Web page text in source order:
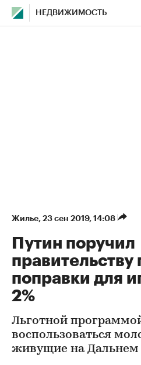
НЕДВИЖИМОСТЬ
Жилье⁠, 23 сен 2019, 14:08
Путин поручил
правительству
поправки для
2%
Льготной
воспользоваться
живущие на Дальнем